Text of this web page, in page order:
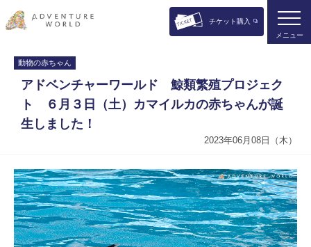
チケット購入
メニュー
動物の赤ちゃん
アドベンチャーワールド 鯨類繁殖プロジェク
ト ６月３日（土）カマイルカの赤ちゃんが誕
生しました！
2023年06月08日（木）